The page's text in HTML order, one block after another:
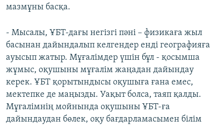
мазмұны басқа.
- Мысалы, ҰБТ-дағы негізгі пәні – физикаға жыл
басынан дайындалып келгендер енді географияға
ауысып жатыр. Мұғалімдер үшін бұл - қосымша
жұмыс, оқушыны мұғалім жаңадан дайындау
керек. ҰБТ қорытындысы оқушыға ғана емес,
мектепке де маңызды. Уақыт болса, таяп қалды.
Мұғалімнің мойнында оқушыны ҰБТ-ға
дайындаудан бөлек, оқу бағдарламасымен білім